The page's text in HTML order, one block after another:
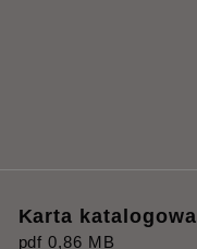
Karta katalogowa
pdf 0,86 MB